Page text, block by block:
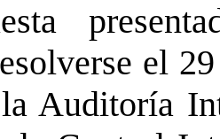
el
Auditoría